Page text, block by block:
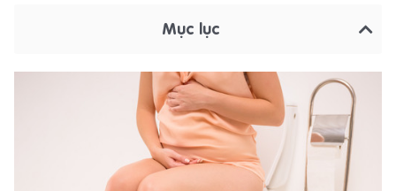
Mục lục